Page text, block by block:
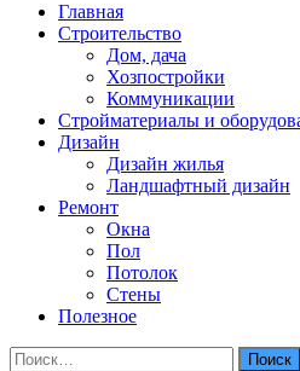
Главная
Строительство
Дом, дача
Хозпостройки
Коммуникации
Стройматериалы и
Дизайн
Дизайн жилья
Ландшафтный дизайн
Ремонт
Окна
Пол
Потолок
Стены
Полезное
Найти: